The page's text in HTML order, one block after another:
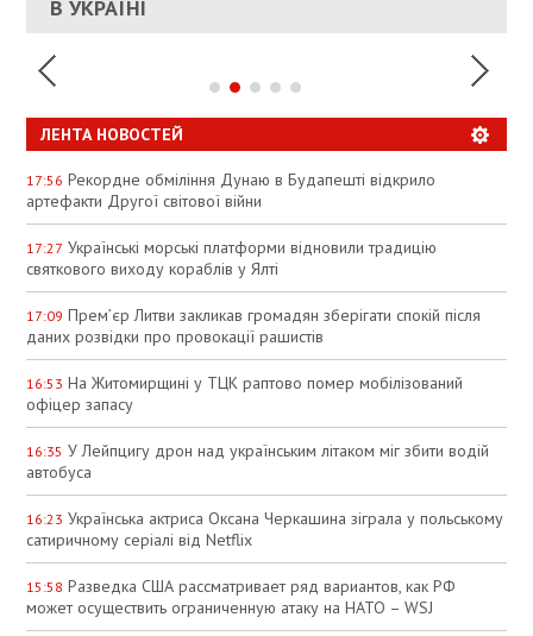
УКРАИНЕ
В УКРАЇНІ
СПЕКУЛЯЦІЇ
ЛЕНТА НОВОСТЕЙ
17:56 Рекордне обміління Дунаю в Будапешті відкрило
артефакти Другої світової війни
17:27 Українські морські платформи відновили традицію
святкового виходу кораблів у Ялті
17:09 Прем’єр Литви закликав громадян зберігати спокій після
даних розвідки про провокації рашистів
16:53 На Житомирщині у ТЦК раптово помер мобілізований
офіцер запасу
16:35 У Лейпцигу дрон над українським літаком міг збити водій
автобуса
16:23 Українська актриса Оксана Черкашина зіграла у польському
сатиричному серіалі від Netflix
15:58 Разведка США рассматривает ряд вариантов, как РФ
может осуществить ограниченную атаку на НАТО – WSJ